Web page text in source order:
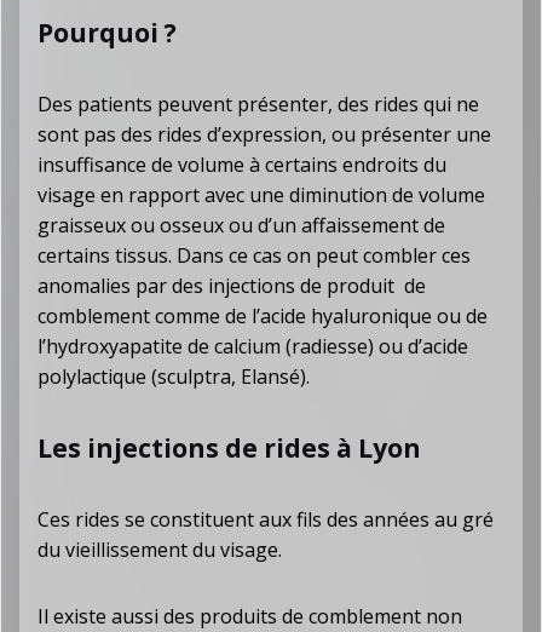
Pourquoi ?
Des patients peuvent présenter, des rides qui ne
sont pas des rides d’expression, ou présenter une
insuffisance de volume à certains endroits du
visage en rapport avec une diminution de volume
graisseux ou osseux ou d’un affaissement de
certains tissus. Dans ce cas on peut combler ces
anomalies par des injections de produit de
comblement comme de l’acide hyaluronique ou de
l’hydroxyapatite de calcium (radiesse) ou d’acide
polylactique (sculptra, Elansé).
Les injections de rides à Lyon
Ces rides se constituent aux fils des années au gré
du vieillissement du visage.
Il existe aussi des produits de comblement non